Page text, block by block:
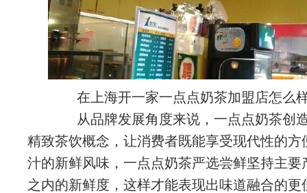
在上海开一家一点点奶茶加盟店怎么
从品牌发展角度来说，一点点奶茶创
精致茶饮概念，让消费者既能享受现代性的方
汁的新鲜风味，一点点奶茶严选尝鲜坚持主要
之内的新鲜度，这样才能表现出味道融合的更